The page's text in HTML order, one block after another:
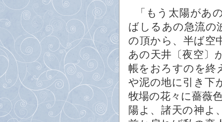
「もう太陽があ
ばしるあの急流の
の頂から、半ば空
あの天井〔夜空〕
帳をおろすのを終
や泥の地に引き下
牧場の花々に薔薇
陽よ、諸天の神よ